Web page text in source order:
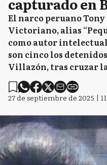
El narco peruano
Victoriano, alias
como autor
son cinco los
Villazón, tras cruzar
27 de septiembre de 2025 |